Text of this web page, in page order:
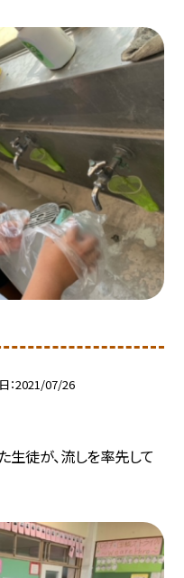
2021/07/26
生徒が、流しを率先して